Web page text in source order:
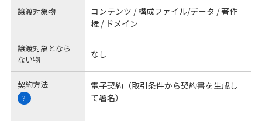
譲渡対象物
コンテンツ / 構成ファイル/データ / 著作
権 / ドメイン
譲渡対象となら
ない物
なし
契約方法
?
電子契約（取引条件から契約書を生成し
て署名）